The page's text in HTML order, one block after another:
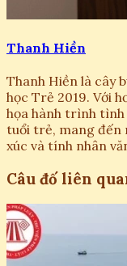
Thanh Hiền
Thanh Hiền là cây
học Trẻ 2019. Với
họa hành trình
tuổi trẻ, mang đến
xúc và tính nhân
Câu đố liên